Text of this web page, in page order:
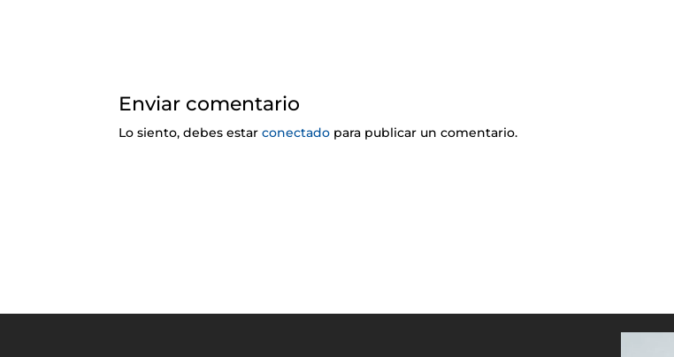
Enviar comentario
Lo siento, debes estarconectado para publicar un comentario.